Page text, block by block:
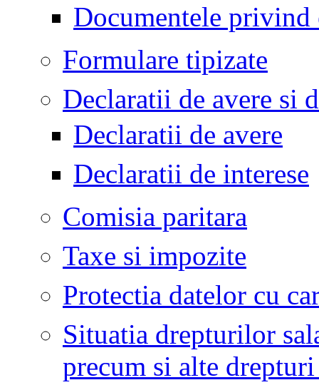
Documentele privind
Formulare tipizate
Declaratii de avere si
Declaratii de avere
Declaratii de interese
Comisia paritara
Taxe si impozite
Protectia datelor cu
Situatia drepturilor
precum si alte